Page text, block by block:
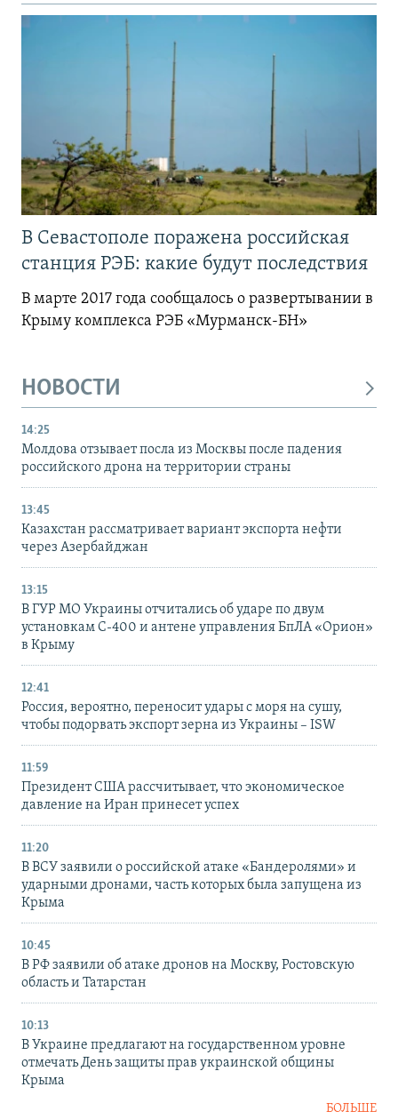
В Севастополе поражена российская
станция РЭБ: какие будут последствия
В марте 2017 года сообщалось о развертывании в
Крыму комплекса РЭБ «Мурманск-БН»
НОВОСТИ
14:25
Молдова отзывает посла из Москвы после падения
российского дрона на территории страны
13:45
Казахстан рассматривает вариант экспорта нефти
через Азербайджан
13:15
В ГУР МО Украины отчитались об ударе по двум
установкам С-400 и антене управления БпЛА «Орион»
в Крыму
12:41
Россия, вероятно, переносит удары с моря на сушу,
чтобы подорвать экспорт зерна из Украины – ISW
11:59
Президент США рассчитывает, что экономическое
давление на Иран принесет успех
11:20
В ВСУ заявили о российской атаке «Бандеролями» и
ударными дронами, часть которых была запущена из
Крыма
10:45
В РФ заявили об атаке дронов на Москву, Ростовскую
область и Татарстан
10:13
В Украине предлагают на государственном уровне
отмечать День защиты прав украинской общины
Крыма
БОЛЬШЕ